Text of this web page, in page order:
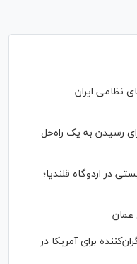
نظامی ایران
رسیدن به یک راه‌حل
در اردوگاه قلندیا؛
عمان
برای آمریکا در